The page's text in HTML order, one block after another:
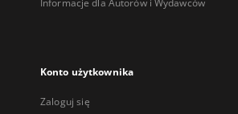
Informacje dla Autorów i Wydawców
Konto użytkownika
Zaloguj się